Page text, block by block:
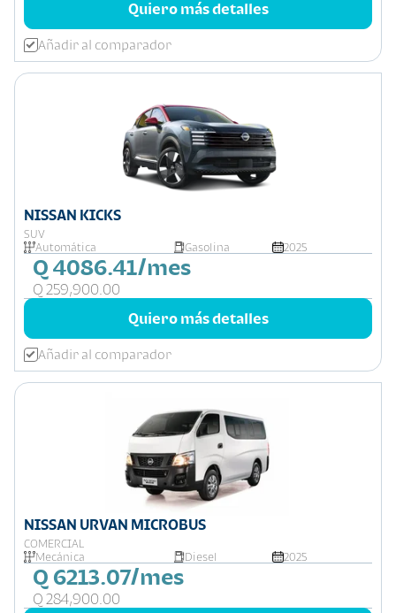
Quiero más detalles
Añadir al comparador
NISSAN KICKS
SUV
Automática
Gasolina 2025
Q 4086.41/mes
Q 259,900.00
Quiero más detalles
Añadir al comparador
NISSAN URVAN MICROBUS
COMERCIAL
Mecánica
Diesel 2025
Q 6213.07/mes
Q 284,900.00